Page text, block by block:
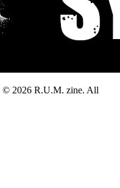
© 2026 R.U.M. zine. All